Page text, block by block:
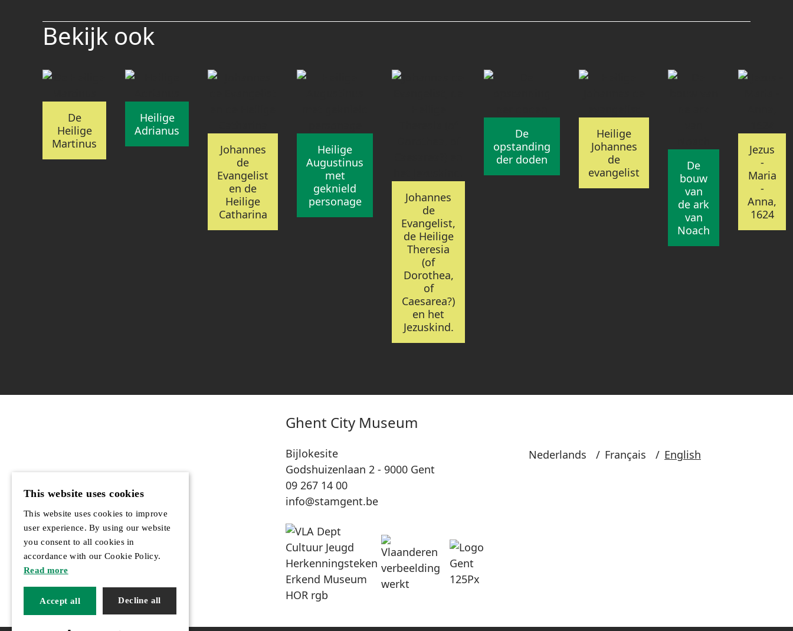
Bekijk ook
De
Heilige
Martinus
Heilige
Adrianus
Johannes
de
Evangelist
en de
Heilige
Catharina
Heilige
Augustinus
met
geknield
personage
Johannes
de
Evangelist,
de Heilige
Theresia
(of
Dorothea,
of
Caesarea?)
en het
Jezuskind.
De
opstanding
der doden
Heilige
Johannes
de
evangelist
De
bouw
van
de ark
van
Noach
Jezus
-
Maria
-
Anna,
1624
Ghent City Museum
Bijlokesite
Godshuizenlaan 2 - 9000 Gent
09 267 14 00
info@stamgent.be
Nederlands / Français / English
This website uses cookies
This website uses cookies to improve
user experience. By using our website
you consent to all cookies in
accordance with our Cookie Policy.
Read more
Accept all Decline all